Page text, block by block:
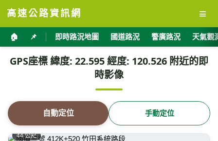
高速公路資訊網 ≡
🏠 📌 即時路況地圖 國道路況 警廣路況 天氣觀
GPS座標 緯度: 22.595 經度: 120.526 附近的即
時影像
自動定位 手動定位
44 公尺